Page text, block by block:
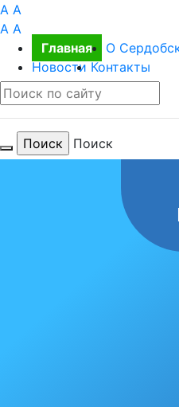
A A
A A
Главная
О
Новости Контакты
Поиск